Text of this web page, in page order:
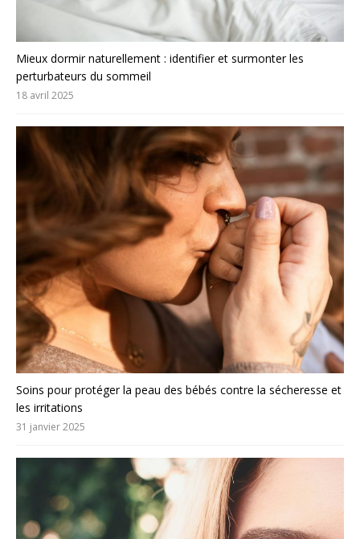
Mieux dormir naturellement : identifier et surmonter les
perturbateurs du sommeil
18 avril 2025
Soins pour protéger la peau des bébés contre la sécheresse et
les irritations
31 janvier 2025